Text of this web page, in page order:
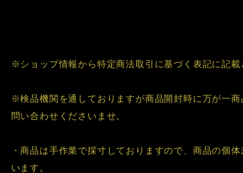
※ショップ情報から特定商法取引に基づく表記に記
※検品機関を通しておりますが商品開封時に万が一
問い合わせくださいませ。
・商品は手作業で採寸しておりますので、商品の個
います。